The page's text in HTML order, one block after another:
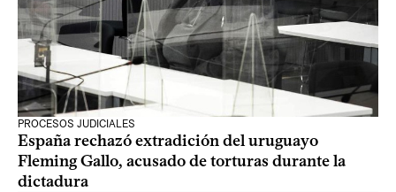
PROCESOS JUDICIALES
España rechazó extradición del uruguayo
Fleming Gallo, acusado de torturas durante la
dictadura